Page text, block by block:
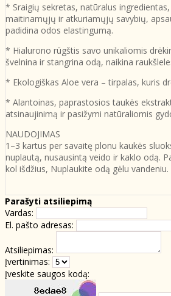
* Sraigių sekretas, natūralus
maitinamųjų ir atkuriamųjų savybių,
padidina odos elastingumą.
* Hialurono rūgštis savo unikaliomis
švelnina ir stangrina odą, naikina
* Ekologiškas Aloe vera – tirpalas, kuris
* Alantoinas, paprastosios taukės
atsinaujinimą ir pasižymi natūraliomis
NAUDOJIMAS
1–3 kartus per savaitę plonu kaukės
nuplautą, nusausintą veido ir kaklo odą.
kol išdžius, Nuplaukite odą gėlu vandeniu.
Parašyti atsiliepimą
Vardas:
El. pašto adresas:
Atsiliepimas:
Įvertinimas:
Įveskite saugos kodą: